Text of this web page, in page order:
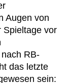
Augen von
Spieltage vor
RB-
das letzte
sein: